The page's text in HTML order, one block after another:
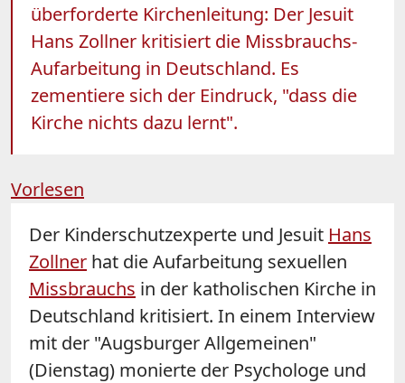
überforderte Kirchenleitung: Der Jesuit
Hans Zollner kritisiert die Missbrauchs-
Aufarbeitung in Deutschland. Es
zementiere sich der Eindruck, "dass die
Kirche nichts dazu lernt".
Vorlesen
Der Kinderschutzexperte und Jesuit Hans
Zollner hat die Aufarbeitung sexuellen
Missbrauchs in der katholischen Kirche in
Deutschland kritisiert. In einem Interview
mit der "Augsburger Allgemeinen"
(Dienstag) monierte der Psychologe und